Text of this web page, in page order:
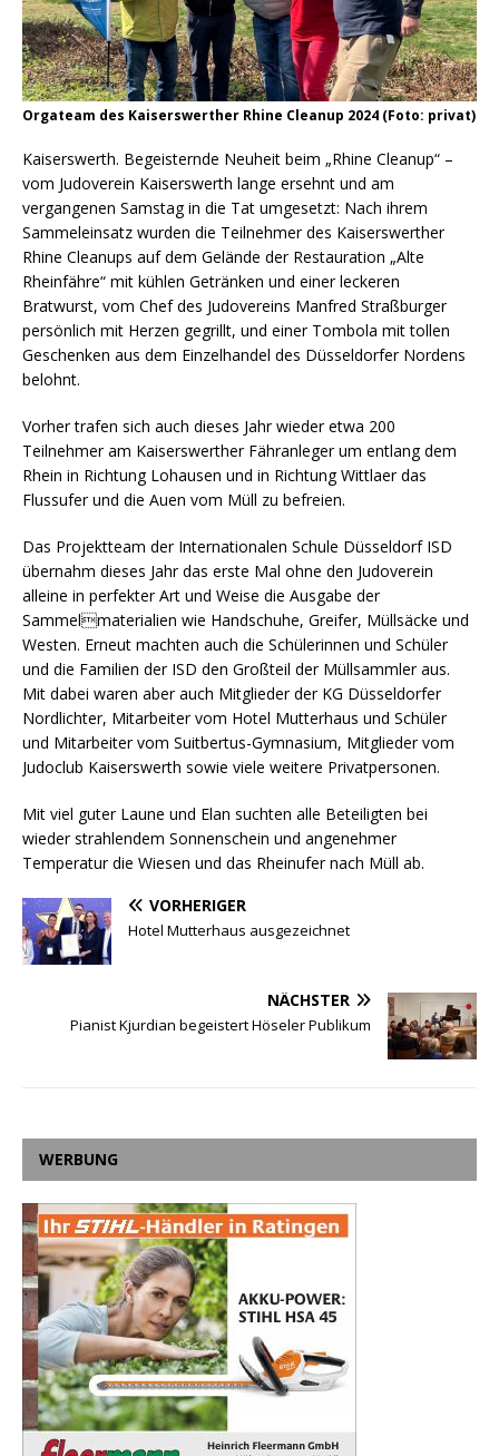
Orgateam des Kaiserswerther Rhine Cleanup 2024 (Foto: privat)
Kaiserswerth. Begeisternde Neuheit beim „Rhine Cleanup“ –
vom Judoverein Kaiserswerth lange ersehnt und am
vergangenen Samstag in die Tat umgesetzt: Nach ihrem
Sammeleinsatz wurden die Teilnehmer des Kaiserswerther
Rhine Cleanups auf dem Gelände der Restauration „Alte
Rheinfähre“ mit kühlen Getränken und einer leckeren
Bratwurst, vom Chef des Judovereins Manfred Straßburger
persönlich mit Herzen gegrillt, und einer Tombola mit tollen
Geschenken aus dem Einzelhandel des Düsseldorfer Nordens
belohnt.
Vorher trafen sich auch dieses Jahr wieder etwa 200
Teilnehmer am Kaiserswerther Fähranleger um entlang dem
Rhein in Richtung Lohausen und in Richtung Wittlaer das
Flussufer und die Auen vom Müll zu befreien.
Das Projektteam der Internationalen Schule Düsseldorf ISD
übernahm dieses Jahr das erste Mal ohne den Judoverein
alleine in perfekter Art und Weise die Ausgabe der
Sammelmaterialien wie Handschuhe, Greifer, Müllsäcke und
Westen. Erneut machten auch die Schülerinnen und Schüler
und die Familien der ISD den Großteil der Müllsammler aus.
Mit dabei waren aber auch Mitglieder der KG Düsseldorfer
Nordlichter, Mitarbeiter vom Hotel Mutterhaus und Schüler
und Mitarbeiter vom Suitbertus-Gymnasium, Mitglieder vom
Judoclub Kaiserswerth sowie viele weitere Privatpersonen.
Mit viel guter Laune und Elan suchten alle Beteiligten bei
wieder strahlendem Sonnenschein und angenehmer
Temperatur die Wiesen und das Rheinufer nach Müll ab.
VORHERIGER
Hotel Mutterhaus ausgezeichnet
NÄCHSTER
Pianist Kjurdian begeistert Höseler Publikum
WERBUNG